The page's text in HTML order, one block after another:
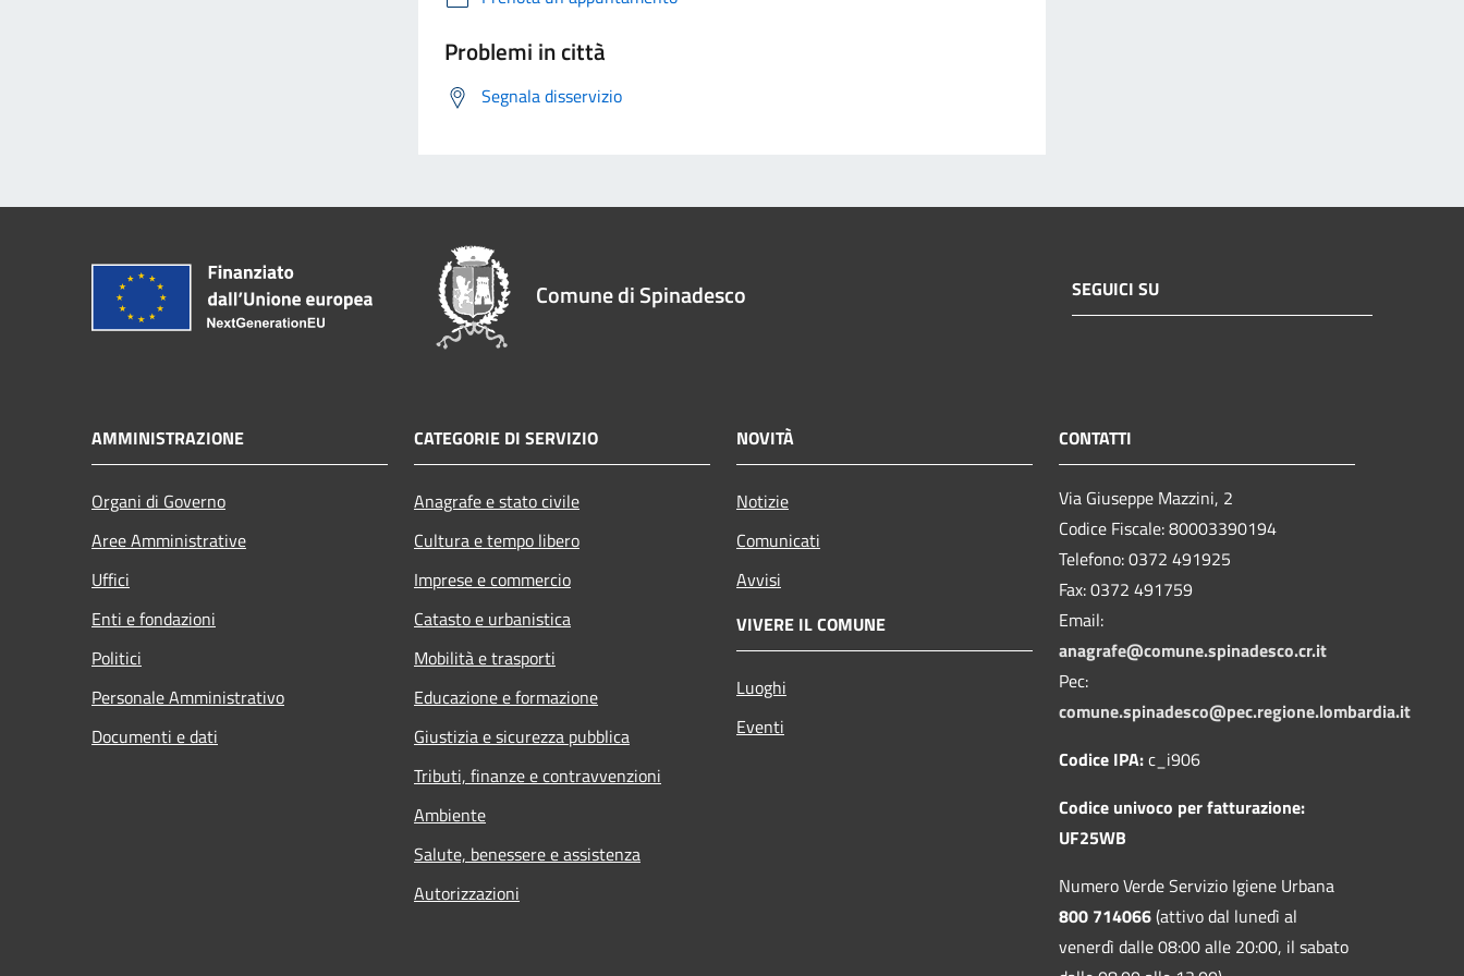
Problemi in città
Segnala disservizio
Comune di Spinadesco SEGUICI SU
AMMINISTRAZIONE
Organi di Governo
Aree Amministrative
Uffici
Enti e fondazioni
Politici
Personale Amministrativo
Documenti e dati
CATEGORIE DI SERVIZIO
Anagrafe e stato civile
Cultura e tempo libero
Imprese e commercio
Catasto e urbanistica
Mobilità e trasporti
Educazione e formazione
Giustizia e sicurezza pubblica
Tributi, finanze e contravvenzioni
Ambiente
Salute, benessere e assistenza
Autorizzazioni
NOVITÀ
Notizie
Comunicati
Avvisi
VIVERE IL COMUNE
Luoghi
Eventi
CONTATTI
Via Giuseppe Mazzini, 2
Codice Fiscale: 80003390194
Telefono:0372 491925
Fax:0372 491759
Email:
anagrafe@comune.spinadesco.cr.it
Pec:
comune.spinadesco@pec.regione.lombardia.it
Codice IPA:c_i906
Codice univoco per fatturazione:
UF25WB
Numero Verde Servizio Igiene Urbana
800 714066(attivo dal lunedì al
venerdì dalle 08:00 alle 20:00, il sabato